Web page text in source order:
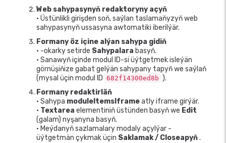
Web sahypasynyň redaktoryny açyň
• Üstünlikli girişden soň, saýlan taslamaňyzyň web
sahypasynyň ussasyna awtomatiki iberilýär.
Formany öz içine alýan sahypa gidiň
• -okarky setirde Sahypalara basyň.
• Sanawyň içinde modul ID-si üýtgetmek isleýän
görnüşiňize gabat gelýän sahypany tapyň we saýlaň
(mysal üçin modul ID 682f14300ed8b ).
Formany redaktirläň
• Sahypa moduleItemsIframeatly iframe girýär.
• Textarea elementiniň üstünden basyň we Edit
(galam) nyşanyna basyň.
• Meýdanyň sazlamalary modaly açylýar -
üýtgetmän çykmak üçin Saklamak / Closeapyň.